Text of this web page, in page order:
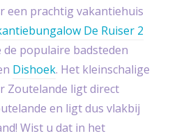
een prachtig vakantiehuis
De Ruiser 2
populaire badsteden
Dishoek. Het kleinschalige
Zoutelande ligt direct
en ligt dus vlakbij
Wist u dat in het